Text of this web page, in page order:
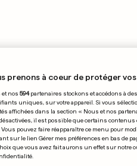
26.08.2020
prenons à coeur de protéger
et nos 594partenaires stockons et accédons à
uniques, sur votre appareil. Si vous
affichées dans la section « Nous et nos
il est possible que certains
Vous pouvez faire réapparaître ce menu pour
sur le lien Gérer mes préférences en bas de
que vous avez fait aurons un effet sur notre